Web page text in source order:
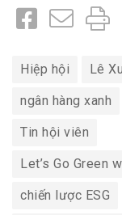
Hiệp hội Lê
ngân hàng xanh
Tin hội viên
Let’s Go Green
chiến lược ESG